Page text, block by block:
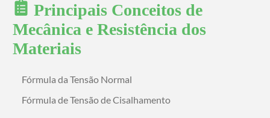
Lista de Apoios Elásticos em estruturas com deslocabilidade
externaPrincipais Conceitos de
Mecânica e Resistência dos
Materiais
Fórmula da Tensão Normal
Fórmula de Tensão de Cisalhamento